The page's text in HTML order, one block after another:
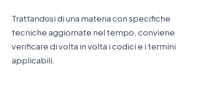
Trattandosi di una materia con specifiche
tecniche aggiornate nel tempo, conviene
verificare di volta in volta i codici e i termini
applicabili.